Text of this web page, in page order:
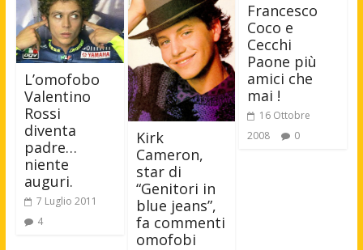
L’omofobo
Valentino
Rossi
diventa
padre…
niente
auguri.
7 Luglio 2011
4
Kirk
Cameron,
star di
“Genitori in
blue jeans”,
fa commenti
omofobi
Francesco
Coco e
Cecchi
Paone più
amici che
mai !
16 Ottobre
2008
0